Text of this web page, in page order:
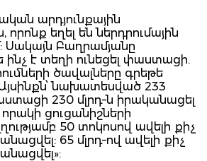
արդյունքային
որոնք եղել են ներդրումային
Սակայն Բաղրամյանը
ինչ է տեղի ունեցել փաստացի.
ծավալները գրեթե
նախատեսված 233
230 մլրդ–ն իրականացել
ցուցանիշների
50 տոկոսով ավելի քիչ
65 մլրդ–ով ավելի քիչ